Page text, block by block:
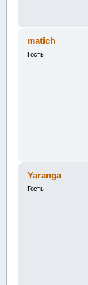
matich
Гость
Yaranga
Гость